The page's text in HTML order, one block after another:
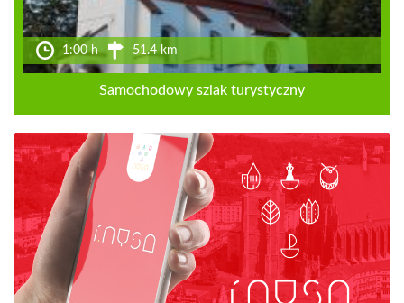
1:00 h 51.4 km
Samochodowy szlak turystyczny